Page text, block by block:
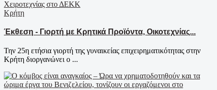
Κρήτη
Έκθεση - Γιορτή με Κρητικά Προϊόντα, Οικοτεχνίας...
Την 25η ετήσια γιορτή της γυναικείας επιχειρηματικότητας στην
Κρήτη διοργανώνει ο ...